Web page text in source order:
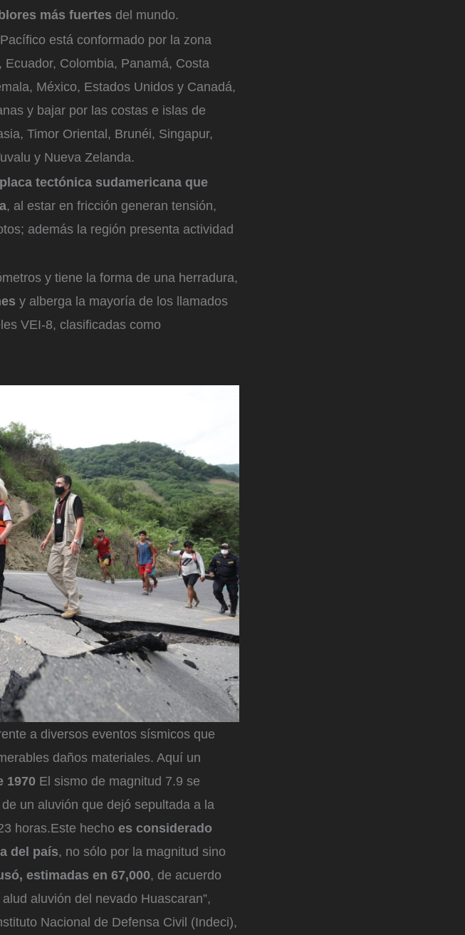
más fuertes del mundo.
está conformado por la zona
Colombia, Panamá, Costa
México, Estados Unidos y Canadá,
y bajar por las costas e islas de
Timor Oriental, Brunéi, Singapur,
y Nueva Zelanda.
placa tectónica sudamericana que
, al estar en fricción generan tensión,
además la región presenta actividad
y tiene la forma de una herradura,
y alberga la mayoría de los llamados
VEI-8, clasificadas como
a diversos eventos sísmicos que
daños materiales. Aquí un
1970 El sismo de magnitud 7.9 se
un aluvión que dejó sepultada a la
horas.Este hecho es considerado
del país, no sólo por la magnitud sino
estimadas en 67,000, de acuerdo
aluvión del nevado Huascaran”,
Nacional de Defensa Civil (Indeci),